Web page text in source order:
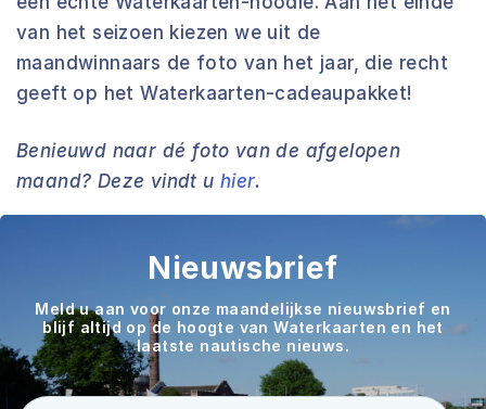
van het seizoen kiezen we uit de
maandwinnaars de foto van het jaar, die recht
geeft op het Waterkaarten-cadeaupakket!
Benieuwd naar dé foto van de afgelopen
maand? Deze vindt u hier.
Nieuwsbrief
Meld u aan voor onze maandelijkse nieuwsbrief en
blijf altijd op de hoogte van Waterkaarten en het
laatste nautische nieuws.